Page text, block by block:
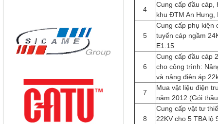
4
Cung cấp đầu cáp,
khu ĐTM An Hưng,
5
Cung cấp phụ kiện
tuyến cáp ngầm
E1.15
6
Cung cấp đầu cáp
cho công trình:
và nâng điện áp
7
Mua vật liệu điện
năm 2012 (Gói
8
Cung cấp vật tư
22KV cho 5 TBA lộ